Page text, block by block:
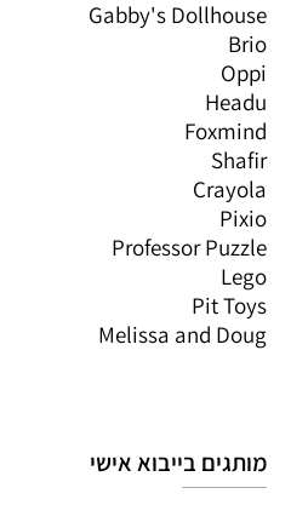
Gabby's Dollhouse
Brio
Oppi
Headu
Foxmind
Shafir
Crayola
Pixio
Professor Puzzle
Lego
Pit Toys
Melissa and Doug
מותגים בייבוא אישי